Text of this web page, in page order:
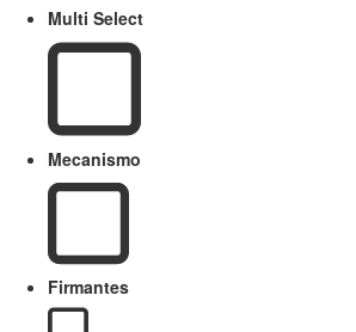
Multi Select
Mecanismo
Firmantes